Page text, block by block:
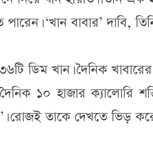
‘খান বাবার’ দাবি,
৩৬টি ডিম খান। দৈনিক
১০ হাজার ক্যালোরি
রোজই তাকে দেখতে ভিড়